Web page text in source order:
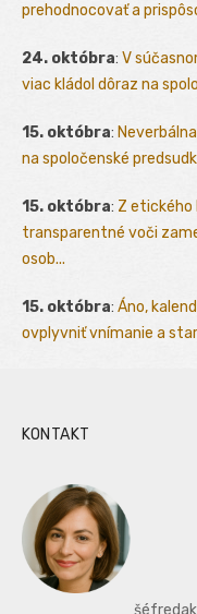
prehodnocovať a
24. októbra: V
viac kládol dôraz na
15. októbra:
na spoločenské
15. októbra: Z etického
transparentné voči
osob...
15. októbra: Áno,
ovplyvniť vnímanie a
KONTAKT